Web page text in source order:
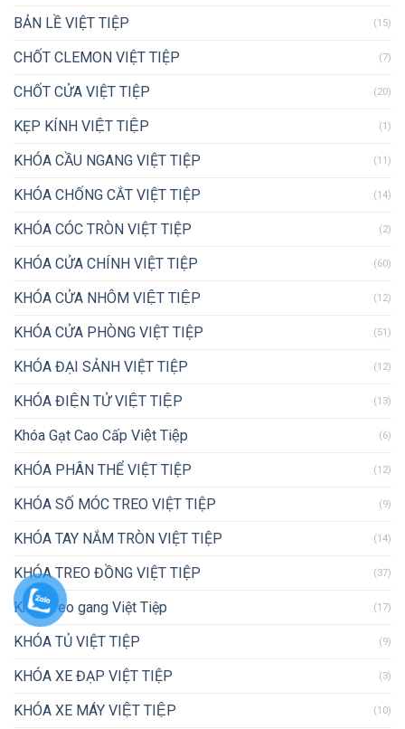
BẢN LỀ VIỆT TIỆP (15)
CHỐT CLEMON VIỆT TIỆP (7)
CHỐT CỬA VIỆT TIỆP (20)
KẸP KÍNH VIỆT TIỆP (1)
KHÓA CẦU NGANG VIỆT TIỆP (11)
KHÓA CHỐNG CẮT VIỆT TIỆP (14)
KHÓA CÓC TRÒN VIỆT TIỆP (2)
KHÓA CỬA CHÍNH VIỆT TIỆP (60)
KHÓA CỬA NHÔM VIỆT TIỆP (12)
KHÓA CỬA PHÒNG VIỆT TIỆP (51)
KHÓA ĐẠI SẢNH VIỆT TIỆP (12)
KHÓA ĐIỆN TỬ VIỆT TIỆP (13)
Khóa Gạt Cao Cấp Việt Tiệp (6)
KHÓA PHÂN THỂ VIỆT TIỆP (12)
KHÓA SỐ MÓC TREO VIỆT TIỆP (9)
KHÓA TAY NẮM TRÒN VIỆT TIỆP (14)
KHÓA TREO ĐỒNG VIỆT TIỆP (37)
Khóa treo gang Việt Tiệp (17)
KHÓA TỦ VIỆT TIỆP (9)
KHÓA XE ĐẠP VIỆT TIỆP (3)
KHÓA XE MÁY VIỆT TIỆP (10)